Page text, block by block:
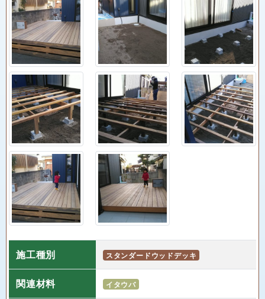
施工種別 スタンダードウッドデッキ
関連材料 イタウバ